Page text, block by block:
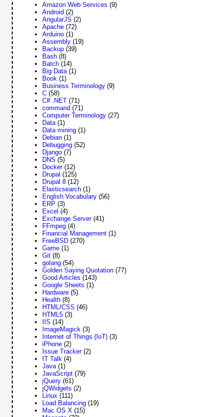
Amazon Web Services (9)
Android (2)
AngularJS (2)
Apache (72)
Arduino (1)
Assembly (19)
Backup (39)
Bash (8)
Batch (14)
Big Data (1)
Book (1)
Business Terminology (9)
C (58)
C# .NET (71)
command (71)
Computer Terminology (27)
Data (1)
Data mining (1)
Debian (1)
Debugging (52)
Django (7)
DNS (5)
Docker (12)
Drupal (125)
Drupal 8 (12)
Elasticsearch (1)
English Vocabulary (56)
ERP (3)
Excel (4)
Exchange Server (41)
FFmpeg (4)
Financial Management (1)
FreeBSD (270)
Game (1)
Git (8)
golang (54)
Golden Saying Quotation (77)
Good Articles (143)
Google Sheets (1)
Hardware (5)
Health (8)
HTML/CSS (46)
HTML5 (3)
IIS (14)
ImageMagick (3)
Internet of Things (IoT) (3)
iPhone (2)
Issue Tracker (2)
IT Talk (4)
Java (1)
JavaScript (79)
jQuery (61)
jQWidgets (2)
Linux (111)
Load Balancing (19)
Mac OS X (15)